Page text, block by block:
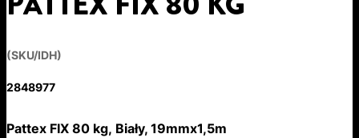
(SKU/IDH)
2848977
Pattex FIX 80 kg, Biały, 19mmx1,5m